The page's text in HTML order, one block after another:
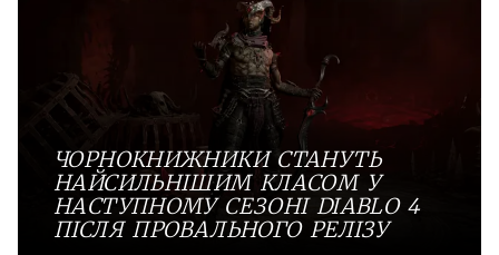
ЧОРНОКНИЖНИКИ СТАНУТЬ
НАЙСИЛЬНІШИМ КЛАСОМ У
НАСТУПНОМУ СЕЗОНІ DIABLO 4
ПІСЛЯ ПРОВАЛЬНОГО РЕЛІЗУ